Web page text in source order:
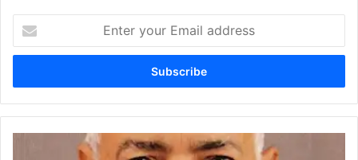
your
Email